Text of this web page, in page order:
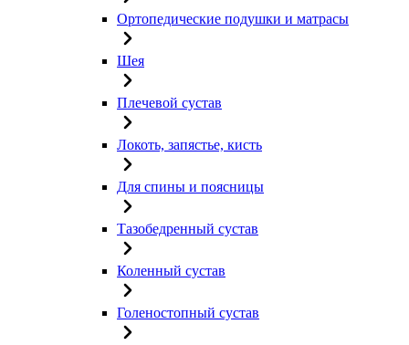
Ортопедические подушки и матрасы
Шея
Плечевой сустав
Локоть, запястье, кисть
Для спины и поясницы
Тазобедренный сустав
Коленный сустав
Голеностопный сустав